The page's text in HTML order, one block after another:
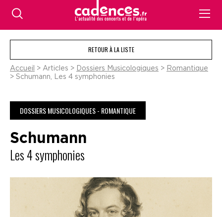
RETOUR À LA LISTE
Accueil > Articles > Dossiers Musicologiques > Romantique
> Schumann, Les 4 symphonies
DOSSIERS MUSICOLOGIQUES - ROMANTIQUE
Schumann
Les 4 symphonies